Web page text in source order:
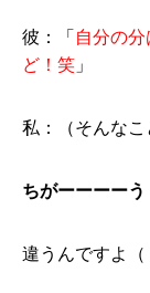
彼：「 自分の
ど！笑 」
私：（そんなこ
ちがーーーーう
違うんですよ（